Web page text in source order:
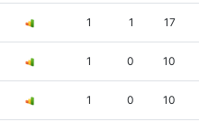
1 1 17
1 0 10
1 0 10